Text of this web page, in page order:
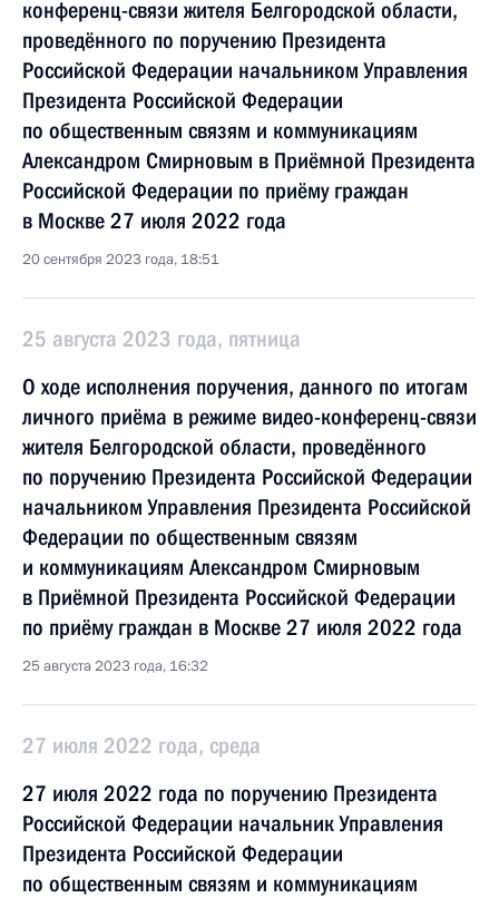
конференц-связи жителя Белгородской области,
проведённого по поручению Президента
Российской Федерации начальником Управления
Президента Российской Федерации
по общественным связям и коммуникациям
Александром Смирновым в Приёмной Президента
Российской Федерации по приёму граждан
в Москве 27 июля 2022 года
20 сентября 2023 года, 18:51
25 августа 2023 года, пятница
О ходе исполнения поручения, данного по итогам
личного приёма в режиме видео-конференц-связи
жителя Белгородской области, проведённого
по поручению Президента Российской Федерации
начальником Управления Президента Российской
Федерации по общественным связям
и коммуникациям Александром Смирновым
в Приёмной Президента Российской Федерации
по приёму граждан в Москве 27 июля 2022 года
25 августа 2023 года, 16:32
27 июля 2022 года, среда
27 июля 2022 года по поручению Президента
Российской Федерации начальник Управления
Президента Российской Федерации
по общественным связям и коммуникациям